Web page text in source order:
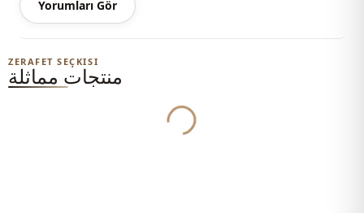
ملاحظة: قد يكون هناك اختلاف في الدرجة اللونية في لون المنتج
موسمي
Yorumları Gör
ZERAFET SEÇKISI
منتجات مماثلة Yukleniyor...